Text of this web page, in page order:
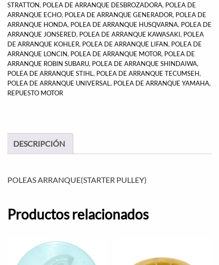
STRATTON, POLEA DE ARRANQUE DESBROZADORA, POLEA DE
ARRANQUE ECHO, POLEA DE ARRANQUE GENERADOR, POLEA DE
ARRANQUE HONDA, POLEA DE ARRANQUE HUSQVARNA, POLEA DE
ARRANQUE JONSERED, POLEA DE ARRANQUE KAWASAKI, POLEA
DE ARRANQUE KOHLER, POLEA DE ARRANQUE LIFAN, POLEA DE
ARRANQUE LONCIN, POLEA DE ARRANQUE MOTOR, POLEA DE
ARRANQUE ROBIN SUBARU, POLEA DE ARRANQUE SHINDAIWA,
POLEA DE ARRANQUE STIHL, POLEA DE ARRANQUE TECUMSEH,
POLEA DE ARRANQUE UNIVERSAL, POLEA DE ARRANQUE YAMAHA,
REPUESTO MOTOR
DESCRIPCIÓN
POLEAS ARRANQUE(STARTER PULLEY)
Productos relacionados